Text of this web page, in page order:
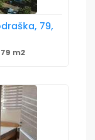
79,
79 m2